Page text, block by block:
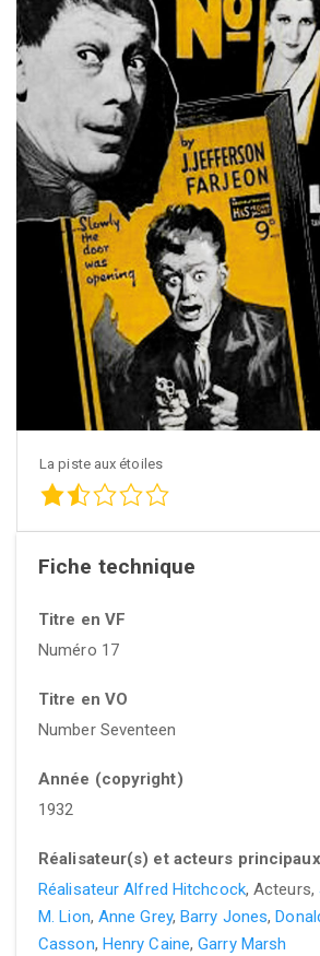
La piste aux étoiles
Fiche technique
Titre en VF
Numéro 17
Titre en VO
Number Seventeen
Année (copyright)
1932
Réalisateur(s) et acteurs principaux
Réalisateur Alfred Hitchcock, Acteurs,
M. Lion, Anne Grey,Barry Jones,
Casson, Henry Caine,Garry Marsh